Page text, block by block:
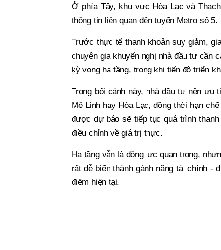
Ở phía Tây, khu vực Hòa Lạc và
thông tin liên quan đến tuyến Metro số 5.
Trước thực tế thanh khoản suy giảm,
chuyên gia khuyến nghị nhà đầu tư cần
kỳ vọng hạ tầng, trong khi tiến độ triển
Trong bối cảnh này, nhà đầu tư nên
Mê Linh hay Hòa Lạc, đồng thời hạn
được dự báo sẽ tiếp tục quá trình
điều chỉnh về giá trị thực.
Hạ tầng vẫn là động lực quan trọng,
rất dễ biến thành gánh nặng tài chính -
điểm hiện tại.